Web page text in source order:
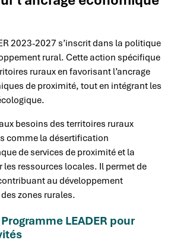
2023-2027 s’inscrit dans la politique
rural. Cette action spécifique
ruraux en favorisant l’ancrage
de proximité, tout en intégrant les
besoins des territoires ruraux
comme la désertification
de services de proximité et la
les ressources locales. Il permet de
au développement
zones rurales.
LEADER pour